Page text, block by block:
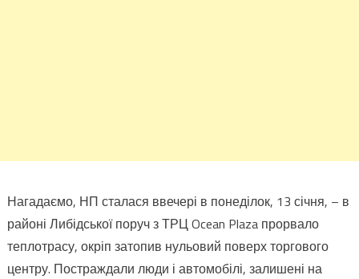
Нагадаємо, НП сталася ввечері в понеділок, 13 січня, – в
районі Либідської поруч з ТРЦ Ocean Plaza прорвало
теплотрасу, окріп затопив нульовий поверх торгового
центру. Постраждали люди і автомобілі, залишені на